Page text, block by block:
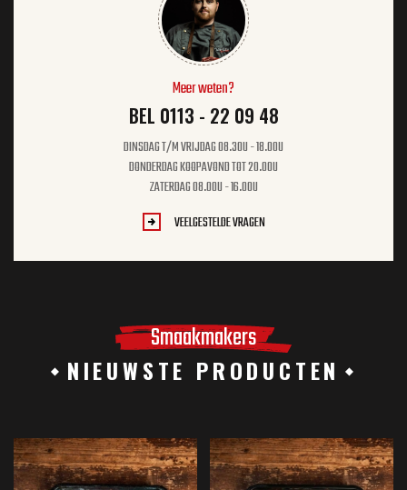
Meer weten?
BEL 0113 - 22 09 48
DINSDAG T/M VRIJDAG 08.30U - 18.00U
DONDERDAG KOOPAVOND TOT 20.00U
ZATERDAG 08.00U - 16.00U
VEELGESTELDE VRAGEN
Smaakmakers
NIEUWSTE PRODUCTEN